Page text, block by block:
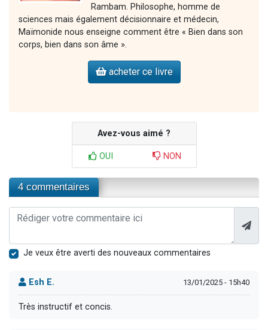
Rambam. Philosophe, homme de
sciences mais également décisionnaire et médecin,
Maïmonide nous enseigne comment être « Bien dans son
corps, bien dans son âme ».
acheter ce livre
Avez-vous aimé ?
OUI NON
4 commentaires
Je veux être averti des nouveaux commentaires
Esh E. 13/01/2025 - 15h40
Très instructif et concis.